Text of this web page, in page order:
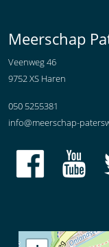
Meerschap
Veenweg 46
9752 XS Haren
050 5255381
info@meerschap-